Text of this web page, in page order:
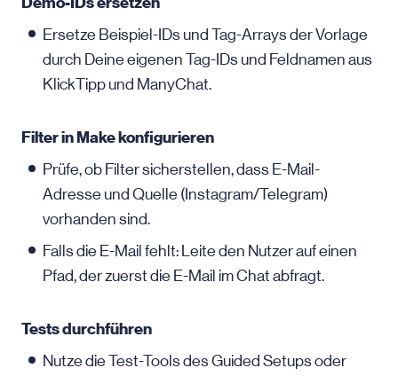
Ersetze Beispiel-IDs und Tag-Arrays der Vorlage
durch Deine eigenen Tag-IDs und Feldnamen aus
KlickTipp und ManyChat.
Filter in Make konfigurieren
Prüfe, ob Filter sicherstellen, dass E-Mail-
Adresse und Quelle (Instagram/Telegram)
vorhanden sind.
Falls die E-Mail fehlt: Leite den Nutzer auf einen
Pfad, der zuerst die E-Mail im Chat abfragt.
Tests durchführen
Nutze die Test-Tools des Guided Setups oder